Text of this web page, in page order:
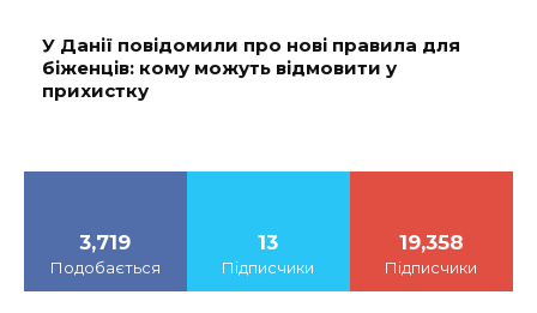
У Данії повідомили про нові правила для
біженців: кому можуть відмовити у
прихистку
3,719
Подобається
13
Підписчики
19,358
Підписчики